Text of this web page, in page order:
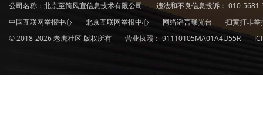
公司名称：北京至简风宜信息技术有限公司
违法和不良信息投诉： 010-
中国互联网举报中心
北京互联网举报中心 网络谣言曝光台
扫黄打非
© 2018-2026 老虎社区 版权所有
营业执照： 91110105MA01A4U55R